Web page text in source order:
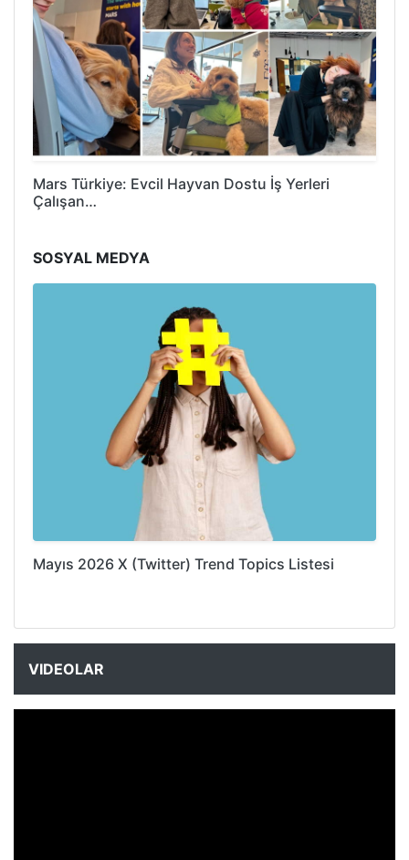
Mars Türkiye: Evcil Hayvan Dostu İş Yerleri
Çalışan…
SOSYAL MEDYA
Mayıs 2026 X (Twitter) Trend Topics Listesi
VIDEOLAR